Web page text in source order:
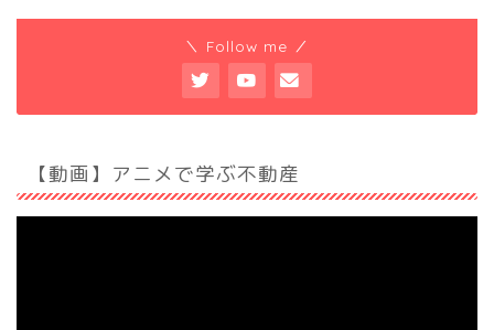
＼ Follow me ／
【動画】アニメで学ぶ不動産